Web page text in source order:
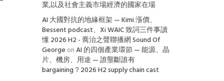
業,以及社會主義市場經濟的國家在場
AI 大國對抗的地緣框架 — Kimi 漲價、
Bessent podcast、Xi WAIC 致詞三件事讀
懂 2026 H2 - 喬治之聲聯播網 Sound Of
GeorgeonAI 的四個產業環節 — 能源、晶
片、機房、用途 — 誰壟斷誰有
bargaining？2026 H2 supply chain cast